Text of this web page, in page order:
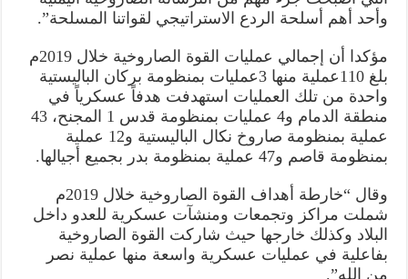
وأحد أهم أسلحة الردع الاستراتيجي لقواتنا المسلحة”.
مؤكدا أن إجمالي عمليات القوة الصاروخية خلال 2019م
بلغ 110عملية منها 3عمليات بمنظومة بركان الباليستية
واحدة من تلك العمليات استهدفت هدفاً عسكرياً في
منطقة الدمام و4 عمليات بمنظومة قدس 1 المجنح، 43
عملية بمنظومة صاروخ نكال الباليستية و12 عملية
بمنظومة قاصم و47 عملية بمنظومة بدر بجميع أجيالها.
وقال “خارطة أهداف القوة الصاروخية خلال 2019م
شملت مراكز وتجمعات ومنشآت عسكرية للعدو داخل
البلاد وكذلك خارجها حيث شاركت القوة الصاروخية
بفاعلية في عمليات عسكرية واسعة منها عملية نصر
من الله”.